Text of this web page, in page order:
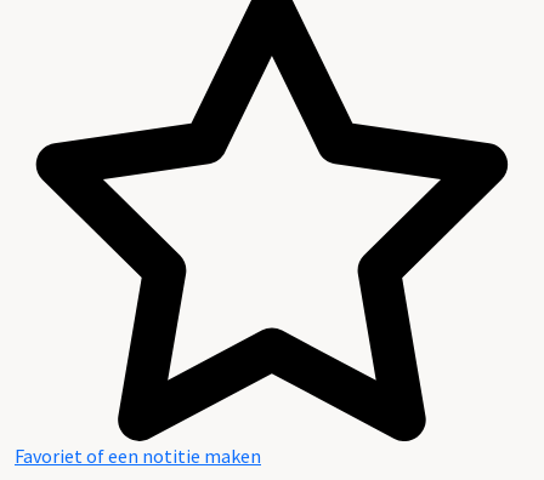
Favoriet of een notitie maken